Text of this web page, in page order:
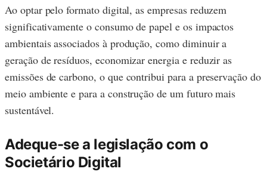
Ao optar pelo formato digital, as empresas reduzem
significativamente o consumo de papel e os impactos
ambientais associados à produção, como diminuir a
geração de resíduos, economizar energia e reduzir as
emissões de carbono, o que contribui para a preservação do
meio ambiente e para a construção de um futuro mais
sustentável.
Adeque-se a legislação com o
Societário Digital